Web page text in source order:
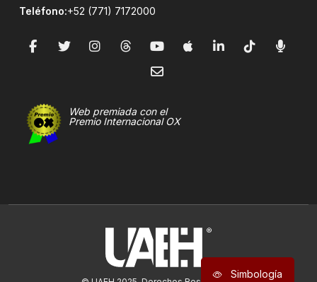
Teléfono:+52 (771) 7172000
Web premiada con el
Premio Internacional OX
Simbología